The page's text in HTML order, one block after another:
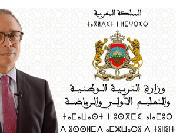
جديدة
جديدةجديدة